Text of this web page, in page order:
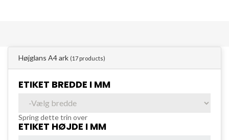
Højglans A4 ark (17 products)
ETIKET BREDDE I MM
Spring dette trin over
ETIKET HØJDE I MM